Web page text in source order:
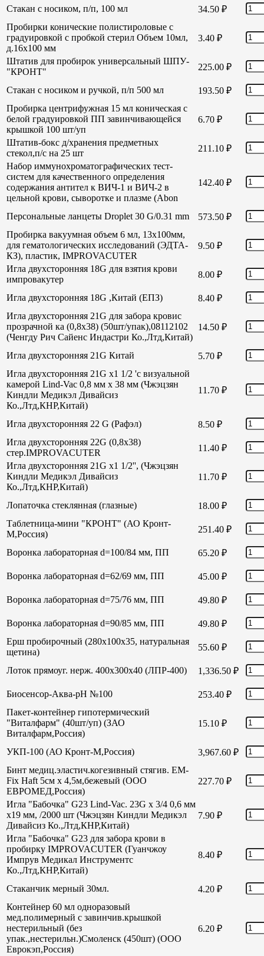
Стакан с носиком, п/п, 100 мл 34.50 ₽
Пробирки конические полистироловые с
градуировкой с пробкой стерил Объем 10мл,
д.16х100 мм
3.40 ₽
Штатив для пробирок универсальный ШПУ-
"КРОНТ"
225.00 ₽
Стакан с носиком и ручкой, п/п 500 мл 193.50 ₽
Пробирка центрифужная 15 мл коническая с
белой градуировкой ПП завинчивающейся
крышкой 100 шт/уп
6.70 ₽
Штатив-бокс д/хранения предметных
стекол,п/с на 25 шт
211.10 ₽
Набор иммунохроматографических тест-
систем для качественного определения
содержания антител к ВИЧ-1 и ВИЧ-2 в
цельной крови, сыворотке и плазме (Abon
142.40 ₽
Персональные ланцеты Droplet 30 G/0.31 mm 573.50 ₽
Пробирка вакуумная объем 6 мл, 13х100мм,
для гематологических исследований (ЭДТА-
КЗ), пластик, IMPROVACUTER
9.50 ₽
Игла двухсторонняя 18G для взятия крови
импровакутер
8.00 ₽
Игла двухсторонняя 18G ,Китай (ЕПЗ) 8.40 ₽
Игла двухсторонняя 21G для забора кровис
прозрачной ка (0,8х38) (50шт/упак),08112102
(Ченгду Рич Сайенс Индастри Ко.,Лтд,Китай)
14.50 ₽
Игла двухсторонняя 21G Китай 5.70 ₽
Игла двухсторонняя 21G х1 1/2 'с визуальной
камерой Lind-Vac 0,8 мм х 38 мм (Чжэцзян
Киндли Медикэл Дивайсиз
Ко.,Лтд,КНР,Китай)
11.70 ₽
Игла двухсторонняя 22 G (Рафэл) 8.50 ₽
Игла двухсторонняя 22G (0,8х38)
стер.IMPROVACUTER
11.40 ₽
Игла двухсторонняя 21G х1 1/2'', (Чжэцзян
Киндли Медикэл Дивайсиз
Ко.,Лтд,КНР,Китай)
11.70 ₽
Лопаточка стеклянная (глазные) 18.00 ₽
Таблетница-мини "КРОНТ" (АО Кронт-
М,Россия)
251.40 ₽
Воронка лабораторная d=100/84 мм, ПП 65.20 ₽
Воронка лабораторная d=62/69 мм, ПП 45.00 ₽
Воронка лабораторная d=75/76 мм, ПП 49.80 ₽
Воронка лабораторная d=90/85 мм, ПП 49.80 ₽
Ерш пробирочный (280х100х35, натуральная
щетина)
55.60 ₽
Лоток прямоуг. нерж. 400х300х40 (ЛПР-400) 1,336.50 ₽
Биосенсор-Аква-рН №100 253.40 ₽
Пакет-контейнер гипотермический
"Виталфарм" (40шт/уп) (ЗАО
Виталфарм,Россия)
15.10 ₽
УКП-100 (АО Кронт-М,Россия) 3,967.60 ₽
Бинт медиц.эластич.когезивный стягив. EM-
Fix Haft 5см х 4,5м,бежевый (ООО
ЕВРОМЕД,Россия)
227.70 ₽
Игла "Бабочка" G23 Lind-Vac. 23G х 3/4 0,6 мм
х19 мм, /2000 шт (Чжэцзян Киндли Медикэл
Дивайсиз Ко.,Лтд,КНР,Китай)
7.90 ₽
Игла "Бабочка" G23 для забора крови в
пробирку IMPROVACUTER (Гуанчжоу
Импрув Медикал Инструментс
Ко.,Лтд,КНР,Китай)
8.40 ₽
Стаканчик мерный 30мл. 4.20 ₽
Контейнер 60 мл одноразовый
мед.полимерный с завинчив.крышкой
нестерильный (без
упак.,нестерильн.)Смоленск (450шт) (ООО
Еврокэп,Россия)
6.20 ₽